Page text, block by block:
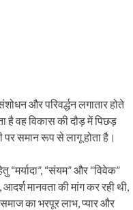
और परिवर्द्धन लगातार होते
है वह विकास की दौड़ में पिछड़
पर समान रूप से लागू होता है।
“संयम” और “विवेक”
मानवता की मांग कर रही थी,
का भरपूर लाभ, प्यार और